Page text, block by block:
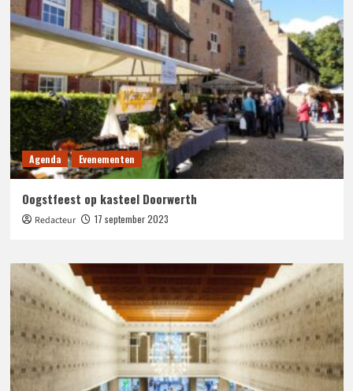
Agenda Evenementen
Oogstfeest op kasteel Doorwerth
Redacteur 17 september 2023